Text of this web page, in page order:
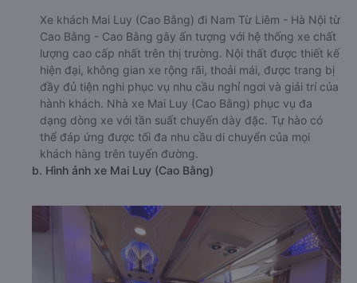
Xe khách Mai Luy (Cao Bằng) đi Nam Từ Liêm - Hà Nội từ
Cao Bằng - Cao Bằng gây ấn tượng với hệ thống xe chất
lượng cao cấp nhất trên thị trường. Nội thất được thiết kế
hiện đại, không gian xe rộng rãi, thoải mái, được trang bị
đầy đủ tiện nghi phục vụ nhu cầu nghỉ ngơi và giải trí của
hành khách. Nhà xe Mai Luy (Cao Bằng) phục vụ đa
dạng dòng xe với tần suất chuyến dày đặc. Tự hào có
thể đáp ứng được tối đa nhu cầu di chuyển của mọi
khách hàng trên tuyến đường.
b. Hình ảnh xe Mai Luy (Cao Bằng)